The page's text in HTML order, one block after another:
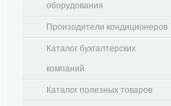
оборудования
Произодители кондиционеров
Каталог бухгалтерских
компаний
Каталог полезных товаров